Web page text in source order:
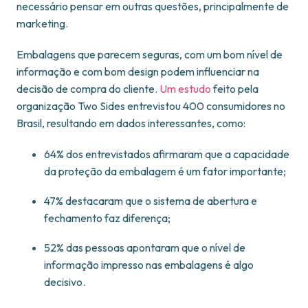
necessário pensar em outras questões, principalmente de
marketing.
Embalagens que parecem seguras, com um bom nível de
informação e com bom design podem influenciar na
decisão de compra do cliente. Um estudofeito pela
organização Two Sides entrevistou 400 consumidores no
Brasil, resultando em dados interessantes, como:
64% dos entrevistados afirmaram que a capacidade
da proteção da embalagem é um fator importante;
47% destacaram que o sistema de abertura e
fechamento faz diferença;
52% das pessoas apontaram que o nível de
informação impresso nas embalagens é algo
decisivo.